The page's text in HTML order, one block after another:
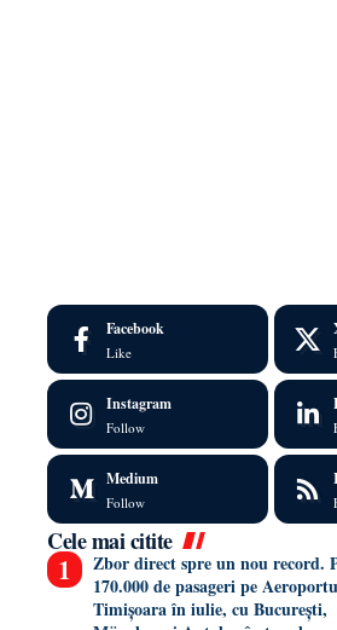
Facebook
Like
Instagram
Follow
Medium
Follow
Cele mai citite
Zbor direct spre un nou record.
170.000 de pasageri pe
Timișoara în iulie, cu București,